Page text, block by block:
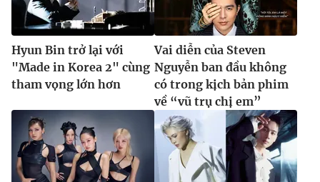
Hyun Bin trở lại với
"Made in Korea 2" cùng
tham vọng lớn hơn
Vai diễn của Steven
Nguyễn ban đầu không
có trong kịch bản phim
về “vũ trụ chị em”